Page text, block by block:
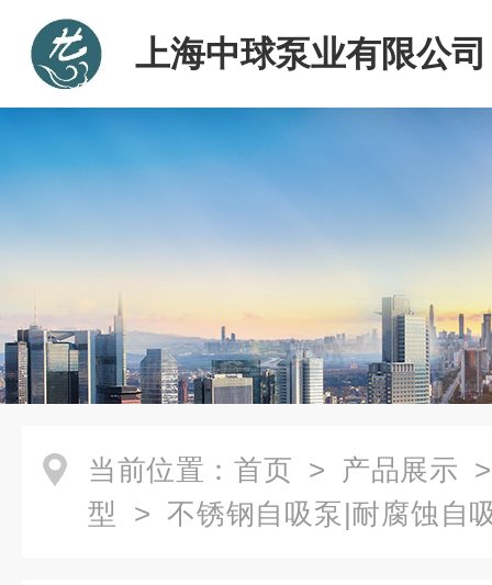
上海中球泵业有限公司
当前位置： 首页 > 产品展示
型 > 不锈钢自吸泵|耐腐蚀自